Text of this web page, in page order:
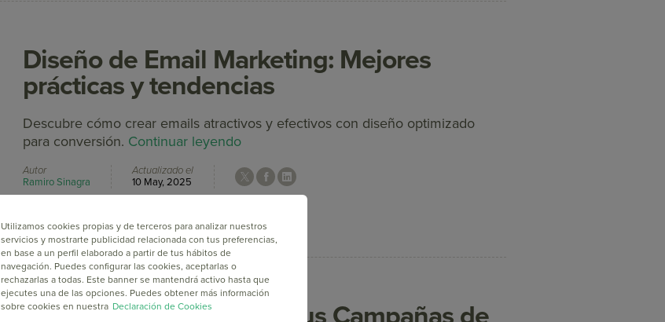
Diseño de Email Marketing: Mejores
prácticas y tendencias
Descubre cómo crear emails atractivos y efectivos con diseño optimizado
para conversión. Continuar leyendo
Autor
Ramiro Sinagra
Actualizado el
10 May, 2025
Utilizamos cookies propias y de terceros para analizar nuestros
servicios y mostrarte publicidad relacionada con tus preferencias,
en base a un perfil elaborado a partir de tus hábitos de
navegación. Puedes configurar las cookies, aceptarlas o
rechazarlas a todas. Este banner se mantendrá activo hasta que
ejecutes una de las opciones. Puedes obtener más información
sobre cookies en nuestra Declaración de Cookies